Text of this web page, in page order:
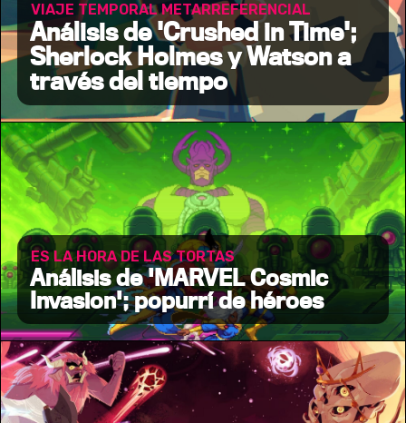
VIAJE TEMPORAL METARREFERENCIAL
Análisis de 'Crushed in Time';
Sherlock Holmes y Watson a
través del tiempo
ES LA HORA DE LAS TORTAS
Análisis de 'MARVEL Cosmic
Invasion'; popurrí de héroes